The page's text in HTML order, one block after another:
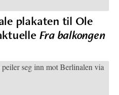
plakaten til Ole
Fra balkongen